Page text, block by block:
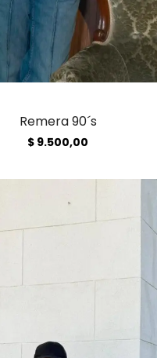
Remera 90´s
$ 9.500,00